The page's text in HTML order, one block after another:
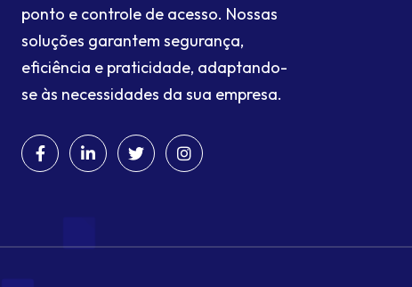
ponto e controle de acesso. Nossas
soluções garantem segurança,
eficiência e praticidade, adaptando-
se às necessidades da sua empresa.